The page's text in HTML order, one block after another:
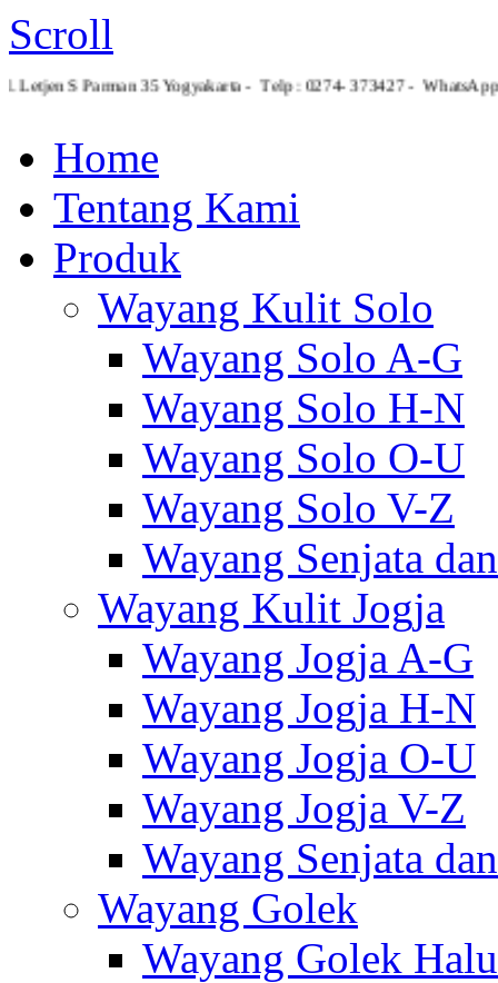
Scroll
Jl. Letjen S Parman 35 Yogyakarta - Telp : 0274- 373427 -
Home
Tentang Kami
Produk
Wayang Kulit Solo
Wayang Solo A-G
Wayang Solo H-N
Wayang Solo O-U
Wayang Solo V-Z
Wayang Senjata
Wayang Kulit Jogja
Wayang Jogja A-G
Wayang Jogja H-N
Wayang Jogja O-U
Wayang Jogja V-Z
Wayang Senjata
Wayang Golek
Wayang Golek